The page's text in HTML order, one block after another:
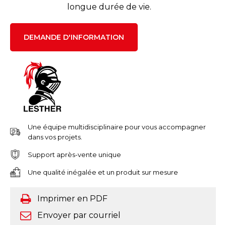
longue durée de vie.
DEMANDE D'INFORMATION
Une équipe multidisciplinaire pour vous accompagner
dans vos projets.
Support après-vente unique
Une qualité inégalée et un produit sur mesure
Imprimer en PDF
Envoyer par courriel